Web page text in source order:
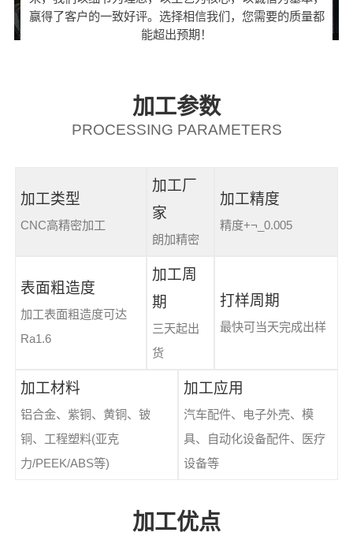
赢得了客户的一致好评。选择相信我们，您需要的质量都
能超出预期！
加工参数
PROCESSING PARAMETERS
加工类型
CNC高精密加工
加工厂
家
朗加精密
加工精度
精度+¬_0.005
表面粗造度
加工表面粗造度可达
Ra1.6
加工周
期
三天起出
货
打样周期
最快可当天完成出样
加工材料
铝合金、紫铜、黄铜、铍
铜、工程塑料(亚克
力/PEEK/ABS等)
加工应用
汽车配件、电子外壳、模
具、自动化设备配件、医疗
设备等
加工优点